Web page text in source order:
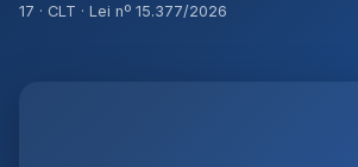
17 · CLT · Lei nº 15.377/2026